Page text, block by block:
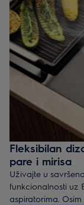
Fleksibilan
pare i mirisa
Uživajte u
funkcionalnosti uz
aspiratorima.